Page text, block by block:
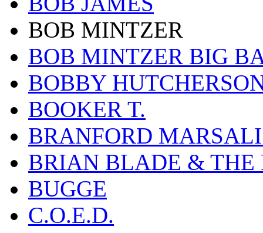
BOB MINTZER
BOB MINTZER BIG
BOBBY
BOOKER T.
BRANFORD
BRIAN BLADE & THE
BUGGE
C.O.E.D.